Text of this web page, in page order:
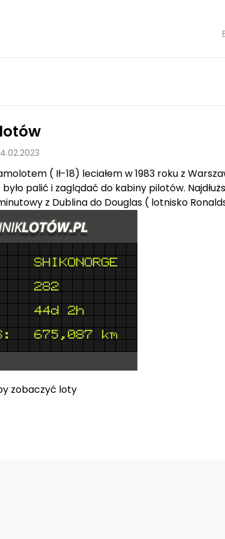
( Ił-18) leciałem w 1983 roku z
palić i zaglądać do kabiny pilotów.
z Dublina do Douglas ( lotnisko
zobaczyć loty